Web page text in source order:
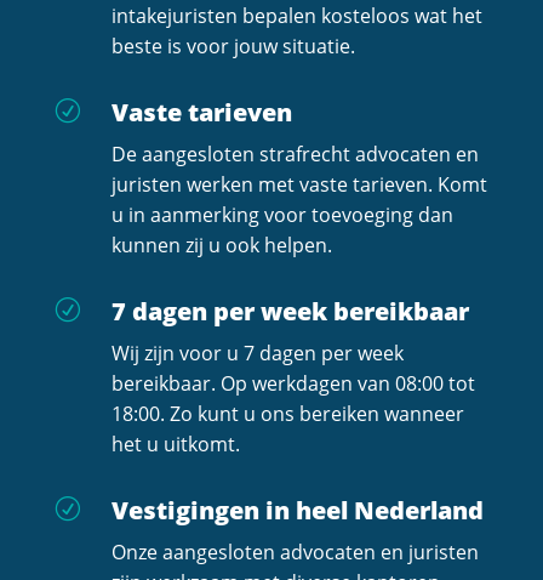
intakejuristen bepalen kosteloos wat het
beste is voor jouw situatie.
R Vaste tarieven
De aangesloten strafrecht advocaten en
juristen werken met vaste tarieven. Komt
u in aanmerking voor toevoeging dan
kunnen zij u ook helpen.
R 7 dagen per week bereikbaar
Wij zijn voor u 7 dagen per week
bereikbaar. Op werkdagen van 08:00 tot
18:00. Zo kunt u ons bereiken wanneer
het u uitkomt.
R Vestigingen in heel Nederland
Onze aangesloten advocaten en juristen